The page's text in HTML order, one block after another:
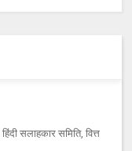
सलाहकार समिति, वित्त